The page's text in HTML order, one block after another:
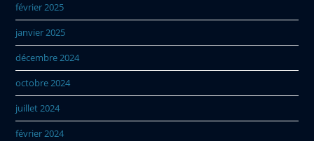
février 2025
janvier 2025
décembre 2024
octobre 2024
juillet 2024
février 2024